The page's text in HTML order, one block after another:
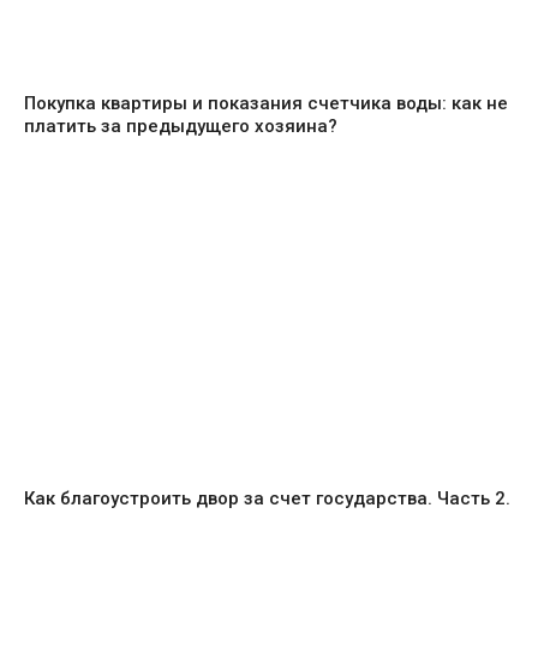
Покупка квартиры и показания счетчика воды: как не
платить за предыдущего хозяина?
Как благоустроить двор за счет государства. Часть 2.